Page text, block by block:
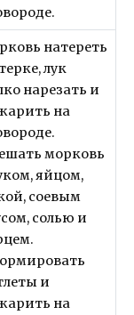
натереть
лук
нарезать и
на
морковь
яйцом,
соевым
солью и
и
на